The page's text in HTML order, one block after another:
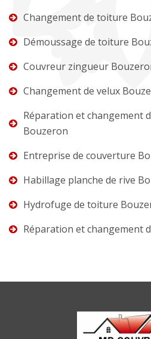
Changement de toiture
Démoussage de toiture
Couvreur zingueur
Changement de velux
Réparation et changement
Bouzeron
Entreprise de couverture
Habillage planche de rive
Hydrofuge de toiture
Réparation et changement